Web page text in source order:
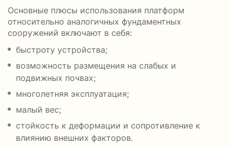
Основные плюсы использования платформ
относительно аналогичных фундаментных
сооружений включают в себя:
быстроту устройства;
возможность размещения на слабых и
подвижных почвах;
многолетняя эксплуатация;
малый вес;
стойкость к деформации и сопротивление к
влиянию внешних факторов.